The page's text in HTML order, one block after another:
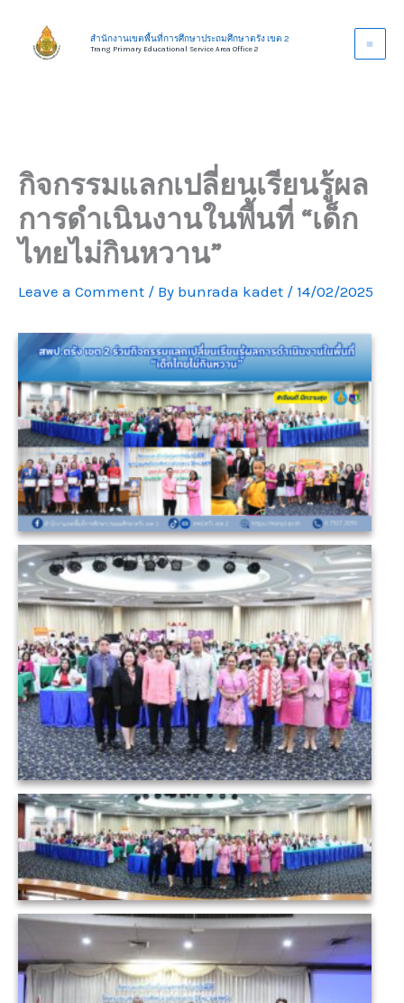
content
สำนักงานเขตพื้นที่การศึกษาประถมศึกษาตรัง เขต 2
Trang Primary Educational Service Area Office 2
กิจกรรมแลกเปลี่ยนเรียนรู้ผล
การดำเนินงานในพื้นที่ “เด็ก
ไทยไม่กินหวาน”
Leave a Comment / By bunrada kadet / 14/02/2025